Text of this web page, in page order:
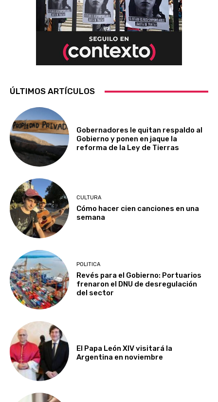
ÚLTIMOS ARTÍCULOS
Gobernadores le quitan respaldo al
Gobierno y ponen en jaque la
reforma de la Ley de Tierras
CULTURA
Cómo hacer cien canciones en una
semana
POLITICA
Revés para el Gobierno: Portuarios
frenaron el DNU de desregulación
del sector
El Papa León XIV visitará la
Argentina en noviembre